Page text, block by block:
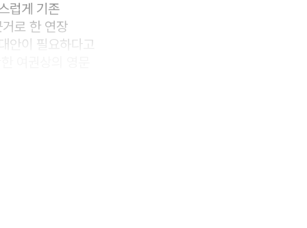
럽게 기존
로 한 연장
안이 필요하다고